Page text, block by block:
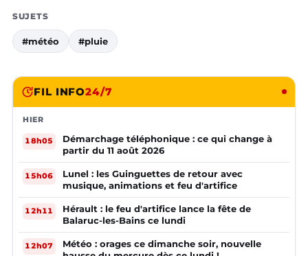
SUJETS
#météo #pluie
FIL INFO24/7
HIER
18h05
Démarchage téléphonique : ce qui change à
partir du 11 août 2026
15h06
Lunel : les Guinguettes de retour avec
musique, animations et feu d'artifice
12h11
Hérault : le feu d'artifice lance la fête de
Balaruc-les-Bains ce lundi
12h07
Météo : orages ce dimanche soir, nouvelle